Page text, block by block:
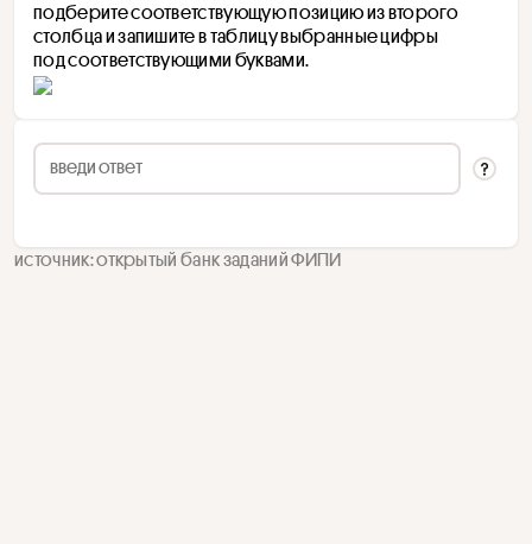
подберите соответствующую позицию из второго
столбца и запишите в таблицу выбранные цифры
под соответствующими буквами.
источник: открытый банк заданий ФИПИ